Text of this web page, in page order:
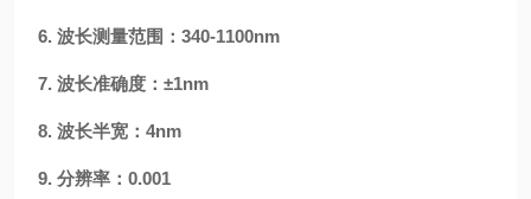
6. 波长测量范围：340-1100nm
7. 波长准确度：±1nm
8. 波长半宽：4nm
9. 分辨率：0.001